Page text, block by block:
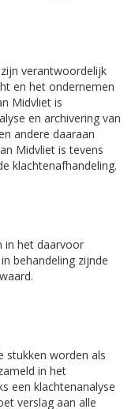
verantwoordelijk
en het ondernemen
Midvliet is
en archivering van
andere daaraan
Midvliet is tevens
klachtenafhandeling.
in het daarvoor
behandeling zijnde
stukken worden als
in het
een klachtenanalyse
verslag aan alle